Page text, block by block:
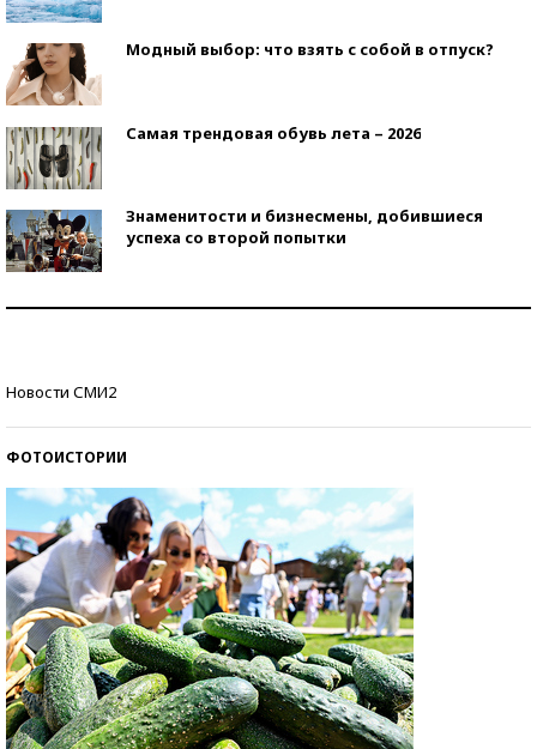
Модный выбор: что взять с собой в отпуск?
Самая трендовая обувь лета – 2026
Знаменитости и бизнесмены, добившиеся
успеха со второй попытки
Новости СМИ2
ФОТОИСТОРИИ